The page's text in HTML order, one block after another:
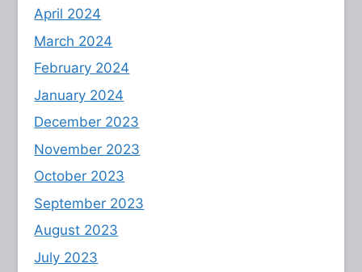
April 2024
March 2024
February 2024
January 2024
December 2023
November 2023
October 2023
September 2023
August 2023
July 2023